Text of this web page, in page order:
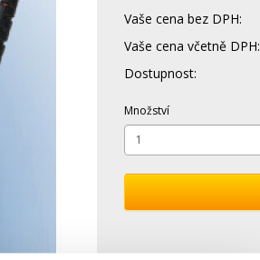
Vaše cena bez DPH:
Vaše cena včetně DPH:
Dostupnost:
Množství